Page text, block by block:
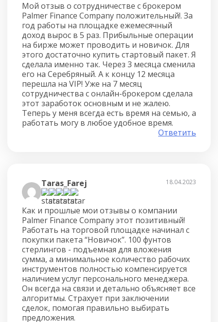
Мой отзыв о сотрудничестве с брокером
Palmer Finance Company положительный!. За
год работы на площадке ежемесячный
доход вырос в 5 раз. Прибыльные операции
на бирже может проводить и новичок. Для
этого достаточно купить стартовый пакет. Я
сделала именно так. Через 3 месяца сменила
его на Серебряный. А к концу 12 месяца
перешла на VIP! Уже на 7 месяц
сотрудничества с онлайн-брокером сделала
этот заработок основным и не жалею.
Теперь у меня всегда есть время на семью, а
работать могу в любое удобное время.
Ответить
Taras_Farej 18.04.2023
Как и прошлые мои отзывы о компании
Palmer Finance Company этот позитивный!
Работать на торговой площадке начинал с
покупки пакета “Новичок”. 100 фунтов
стерлингов - подъемная для вложения
сумма, а минимальное количество рабочих
инструментов полностью компенсируется
наличием услуг персонального менеджера.
Он всегда на связи и детально объясняет все
алгоритмы. Страхует при заключении
сделок, помогая правильно выбирать
предложения.